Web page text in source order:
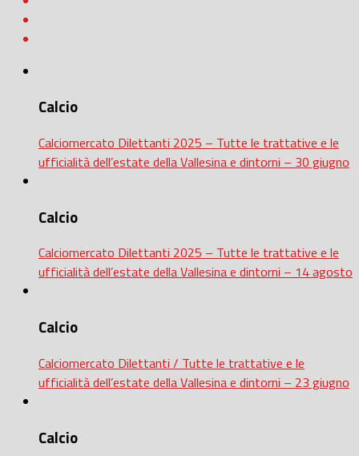
Calcio
Calciomercato Dilettanti 2025 – Tutte le trattative e le
ufficialità dell’estate della Vallesina e dintorni – 30 giugno
Calcio
Calciomercato Dilettanti 2025 – Tutte le trattative e le
ufficialità dell’estate della Vallesina e dintorni – 14 agosto
Calcio
Calciomercato Dilettanti / Tutte le trattative e le
ufficialità dell’estate della Vallesina e dintorni – 23 giugno
Calcio